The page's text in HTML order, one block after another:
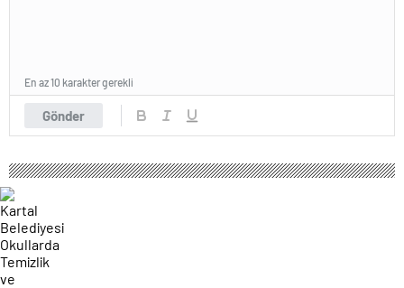
Gönder
En az 10 karakter gerekli